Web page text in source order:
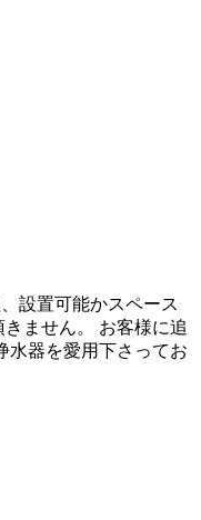
設置可能かスペース
ません。 お客様に追
水器を愛用下さってお